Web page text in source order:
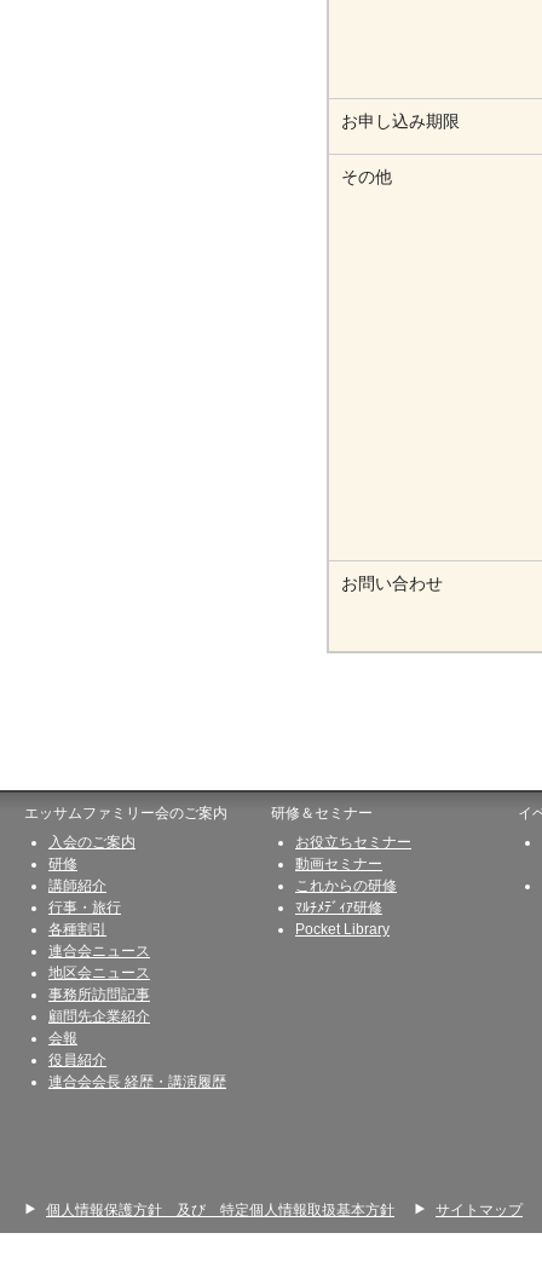
お申し込み期限
その他
お問い合わせ
エッサムファミリー会のご案内
入会のご案内
研修
講師紹介
行事・旅行
各種割引
連合会ニュース
地区会ニュース
事務所訪問記事
顧問先企業紹介
会報
役員紹介
連合会会長 経歴・講演履歴
研修＆セミナー
お役立ちセミナー
動画セミナー
これからの研修
ﾏﾙﾁﾒﾃﾞｨｱ研修
Pocket Library
イ
個人情報保護方針 及び 特定個人情報取扱基本方針 サイトマップ